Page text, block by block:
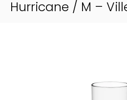
Hurricane / M –